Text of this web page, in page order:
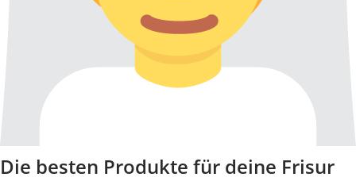
Die besten Produkte für deine Frisur